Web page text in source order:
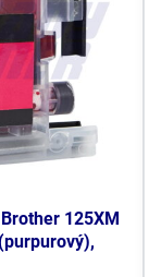
125XM